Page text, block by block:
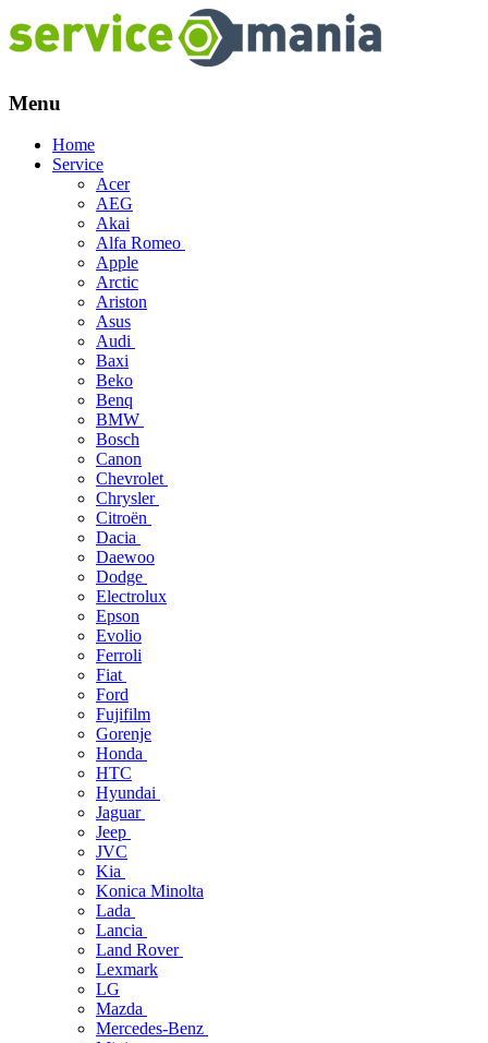
Menu
Skip
Home
Service
Acer
AEG
Akai
Alfa Romeo
Apple
Arctic
Ariston
Asus
Audi
Baxi
Beko
Benq
BMW
Bosch
Canon
Chevrolet
Chrysler
Citroën
Dacia
Daewoo
Dodge
Electrolux
Epson
Evolio
Ferroli
Fiat
Ford
Fujifilm
Gorenje
Honda
HTC
Hyundai
Jaguar
Jeep
JVC
Kia
Konica Minolta
Lada
Lancia
Land Rover
Lexmark
LG
Mazda
Mercedes-Benz